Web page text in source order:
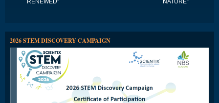
RENEWED” NATURE”
2026 STEM DISCOVERY CAMPAIGN